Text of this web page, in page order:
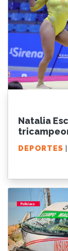
Natalia
DEPORTES